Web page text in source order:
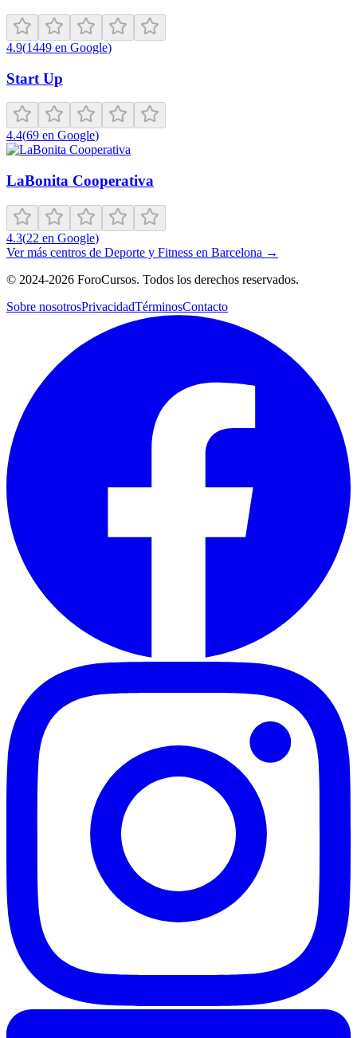
4.9(1449 en Google)
Start Up
4.4(69 en Google)
LaBonita Cooperativa
4.3(22 en Google)
Ver más centros de Deporte y Fitness en Barcelona →
© 2024-2026 ForoCursos. Todos los derechos reservados.
Sobre nosotrosPrivacidadTérminosContacto